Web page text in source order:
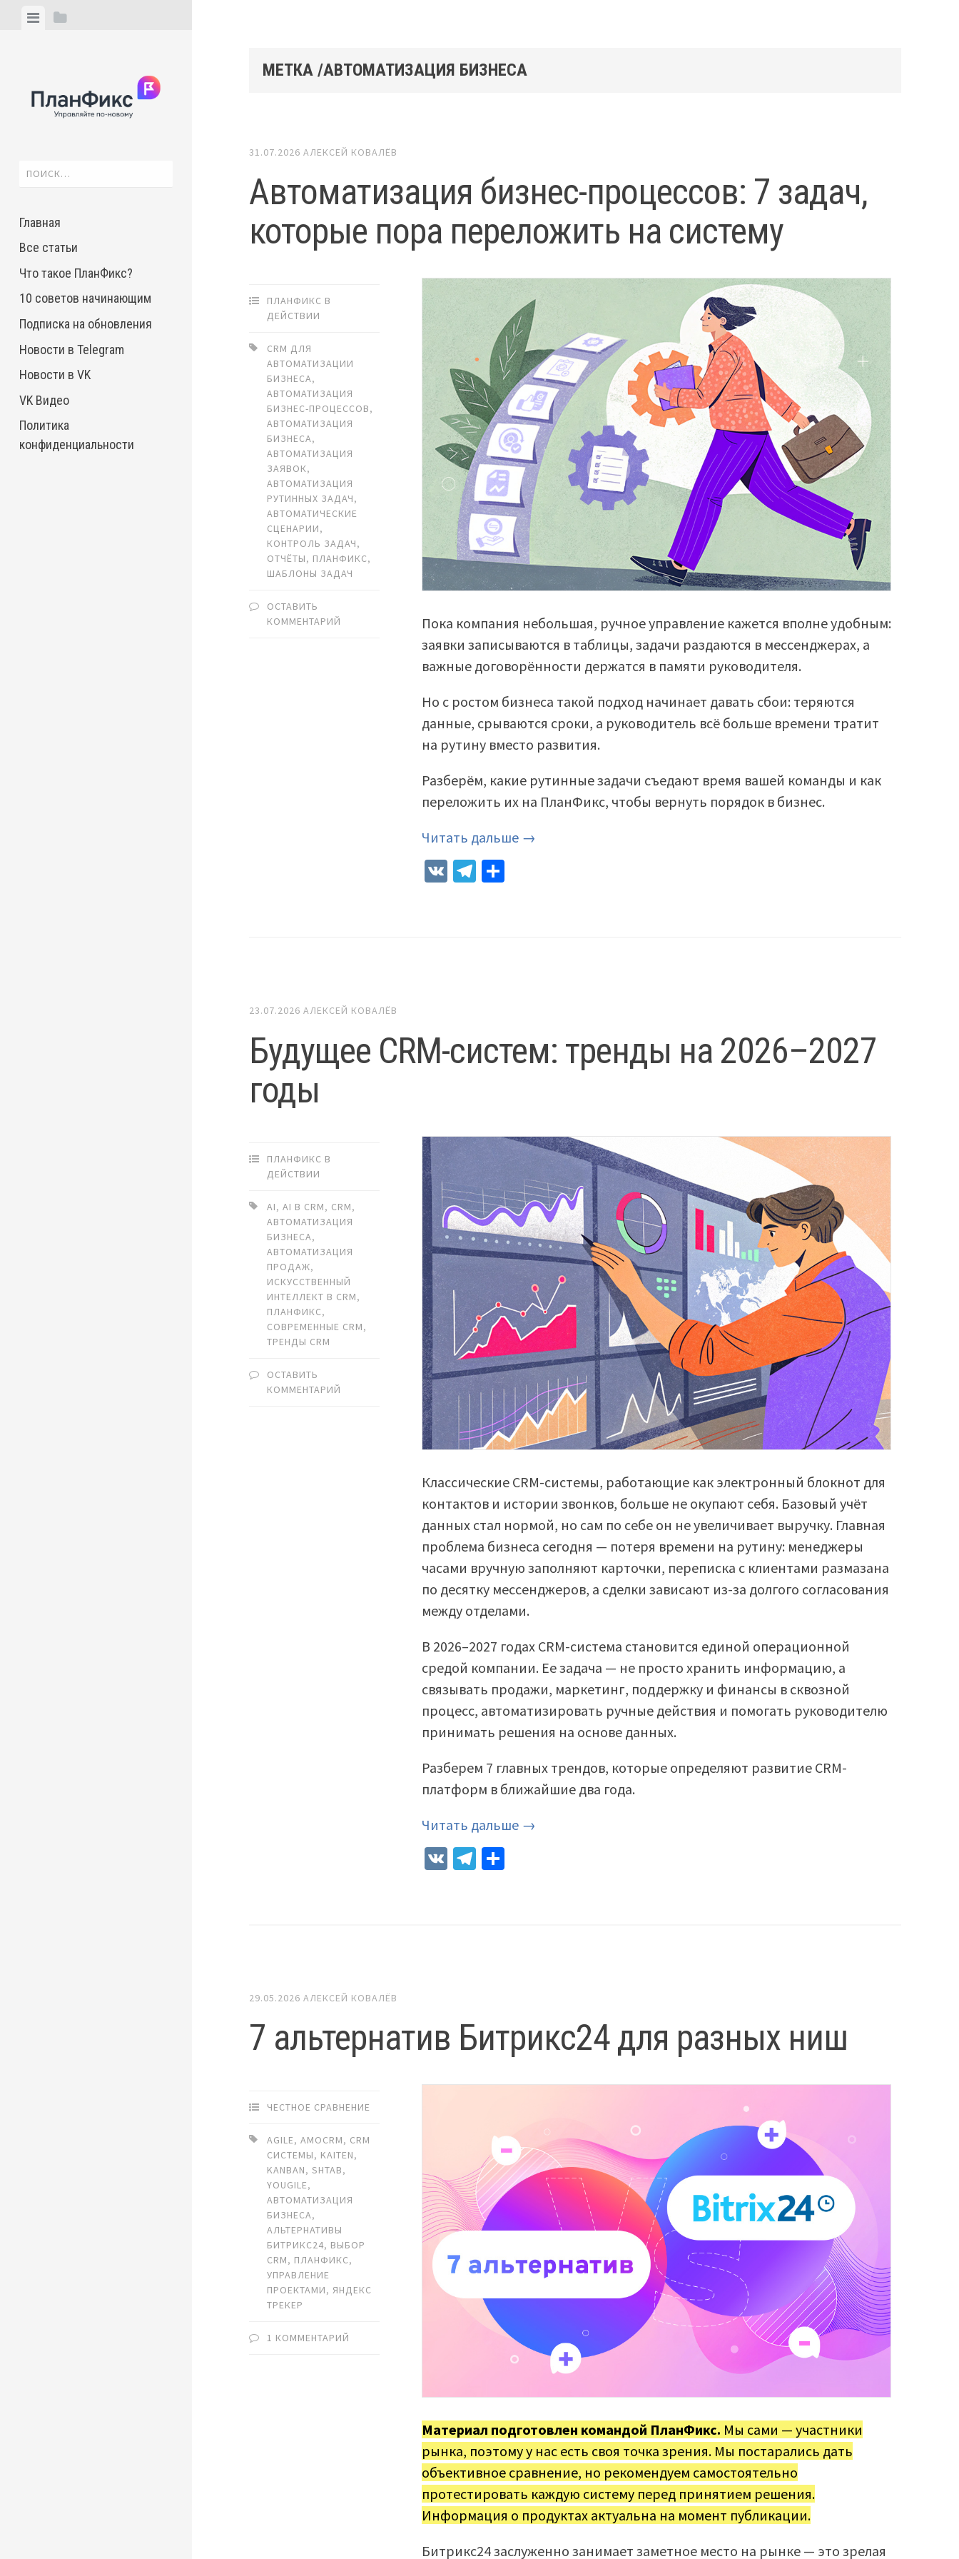
ViewView
Найти:
Главная
Все статьи
Что такое ПланФикс?
10 советов начинающим
Подписка на обновления
Новости в Telegram
Новости в VK
VK Видео
Политика
конфиденциальности
МЕТКА /АВТОМАТИЗАЦИЯ БИЗНЕСА
31.07.2026 АЛЕКСЕЙ КОВАЛЁВ
Автоматизация бизнес-процессов: 7 задач,
которые пора переложить на систему
ПЛАНФИКС В
ДЕЙСТВИИ
CRM ДЛЯ
АВТОМАТИЗАЦИИ
БИЗНЕСА,
АВТОМАТИЗАЦИЯ
БИЗНЕС-ПРОЦЕССОВ,
АВТОМАТИЗАЦИЯ
БИЗНЕСА,
АВТОМАТИЗАЦИЯ
ЗАЯВОК,
АВТОМАТИЗАЦИЯ
РУТИННЫХ ЗАДАЧ,
АВТОМАТИЧЕСКИЕ
СЦЕНАРИИ,
КОНТРОЛЬ ЗАДАЧ,
ОТЧЁТЫ, ПЛАНФИКС,
ШАБЛОНЫ ЗАДАЧ
ОСТАВИТЬ
КОММЕНТАРИЙ
Пока компания небольшая, ручное управление кажется вполне удобным:
заявки записываются в таблицы, задачи раздаются в мессенджерах, а
важные договорённости держатся в памяти руководителя.
Но с ростом бизнеса такой подход начинает давать сбои: теряются
данные, срываются сроки, а руководитель всё больше времени тратит
на рутину вместо развития.
Разберём, какие рутинные задачи съедают время вашей команды и как
переложить их на ПланФикс, чтобы вернуть порядок в бизнес.
Читать дальше →
VK Telegram
23.07.2026 АЛЕКСЕЙ КОВАЛЁВ
Будущее CRM-систем: тренды на 2026–2027
годы
ПЛАНФИКС В
ДЕЙСТВИИ
AI,AI В CRM, CRM,
АВТОМАТИЗАЦИЯ
БИЗНЕСА,
АВТОМАТИЗАЦИЯ
ПРОДАЖ,
ИСКУССТВЕННЫЙ
ИНТЕЛЛЕКТ В CRM,
ПЛАНФИКС,
СОВРЕМЕННЫЕ CRM,
ТРЕНДЫ CRM
ОСТАВИТЬ
КОММЕНТАРИЙ
Классические CRM-системы, работающие как электронный блокнот для
контактов и истории звонков, больше не окупают себя. Базовый учёт
данных стал нормой, но сам по себе он не увеличивает выручку. Главная
проблема бизнеса сегодня — потеря времени на рутину: менеджеры
часами вручную заполняют карточки, переписка с клиентами размазана
по десятку мессенджеров, а сделки зависают из-за долгого согласования
между отделами.
В 2026–2027 годах CRM-система становится единой операционной
средой компании. Ее задача — не просто хранить информацию, а
связывать продажи, маркетинг, поддержку и финансы в сквозной
процесс, автоматизировать ручные действия и помогать руководителю
принимать решения на основе данных.
Разберем 7 главных трендов, которые определяют развитие CRM-
платформ в ближайшие два года.
Читать дальше →
VK Telegram
29.05.2026 АЛЕКСЕЙ КОВАЛЁВ
7 альтернатив Битрикс24 для разных ниш
ЧЕСТНОЕ СРАВНЕНИЕ
AGILE,AMOCRM, CRM
СИСТЕМЫ, KAITEN,
KANBAN,SHTAB,
YOUGILE,
АВТОМАТИЗАЦИЯ
БИЗНЕСА,
АЛЬТЕРНАТИВЫ
БИТРИКС24, ВЫБОР
CRM, ПЛАНФИКС,
УПРАВЛЕНИЕ
ПРОЕКТАМИ,ЯНДЕКС
ТРЕКЕР
1 КОММЕНТАРИЙ
Материал подготовлен командой ПланФикс. Мы сами — участники
рынка, поэтому у нас есть своя точка зрения. Мы постарались дать
объективное сравнение, но рекомендуем самостоятельно
протестировать каждую систему перед принятием решения.
Информация о продуктах актуальна на момент публикации.
Битрикс24 заслуженно занимает заметное место на рынке — это зрелая